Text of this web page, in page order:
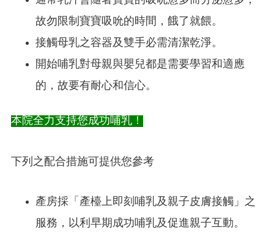
故勿限制寶寶吸吮的時間，餓了就餵。
接觸母乳之容器及雙手必需清潔乾淨。
開始哺乳對母親與嬰兒都是需要學習和適應
的，故要有耐心和信心。
本院全力支持您成功哺乳！
下列之配合措施可提供您參考
產房採「產檯上即刻哺乳及親子皮膚接觸」之
服務，以利早期成功哺乳及促進親子互動。